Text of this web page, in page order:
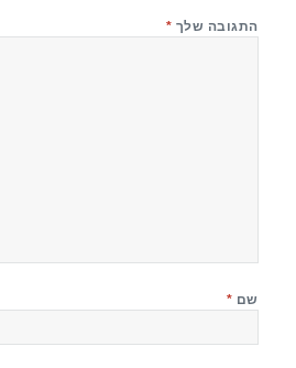
התגובה שלך *
שם *